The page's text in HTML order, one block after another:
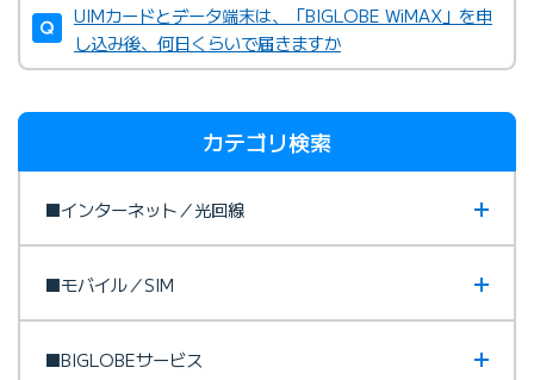
UIMカードとデータ端末は、「BIGLOBE WiMAX」を申
し込み後、何日くらいで届きますか
カテゴリ検索
■インターネット／光回線
■モバイル／SIM
■BIGLOBEサービス